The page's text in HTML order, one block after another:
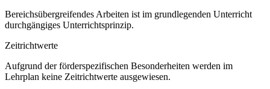
Bereichsübergreifendes Arbeiten ist im grundlegenden Unterricht
durchgängiges Unterrichtsprinzip.
Zeitrichtwerte
Aufgrund der förderspezifischen Besonderheiten werden im
Lehrplan keine Zeitrichtwerte ausgewiesen.